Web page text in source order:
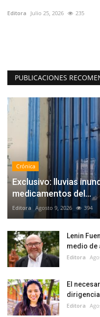
Editora Julio 25, 2026 235
PUBLICACIONES
Crónica
Exclusivo: lluvias
medicamentos del...
Editora Agosto 9, 2026 394
Lenin
medio de
Editora
El
Editora